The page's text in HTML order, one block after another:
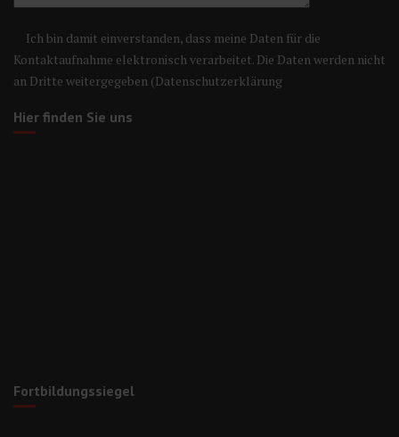
Ich bin damit einverstanden, dass meine Daten für die
Kontaktaufnahme elektronisch verarbeitet. Die Daten werden nicht
an Dritte weitergegeben (Datenschutzerklärung
Hier finden Sie uns
Fortbildungssiegel